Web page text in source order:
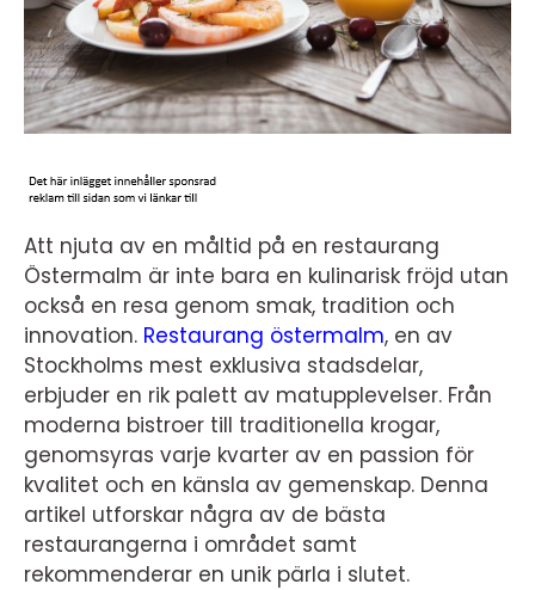
Att njuta av en måltid på en restaurang
Östermalm är inte bara en kulinarisk fröjd utan
också en resa genom smak, tradition och
innovation. Restaurang östermalm, en av
Stockholms mest exklusiva stadsdelar,
erbjuder en rik palett av matupplevelser. Från
moderna bistroer till traditionella krogar,
genomsyras varje kvarter av en passion för
kvalitet och en känsla av gemenskap. Denna
artikel utforskar några av de bästa
restaurangerna i området samt
rekommenderar en unik pärla i slutet.